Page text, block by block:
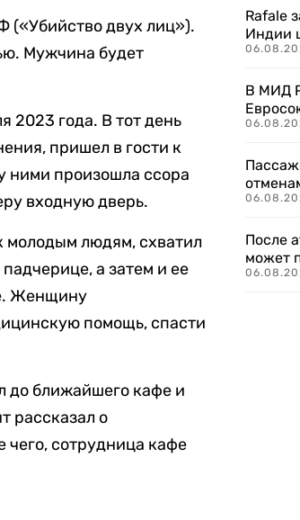
(«Убийство двух лиц»).
Мужчина будет
2023 года. В тот день
пришел в гости к
ними произошла ссора
входную дверь.
молодым людям, схватил
а затем и ее
Женщину
помощь, спасти
до ближайшего кафе и
рассказал о
сотрудница кафе
Rafale
Индии
В МИД
После
может